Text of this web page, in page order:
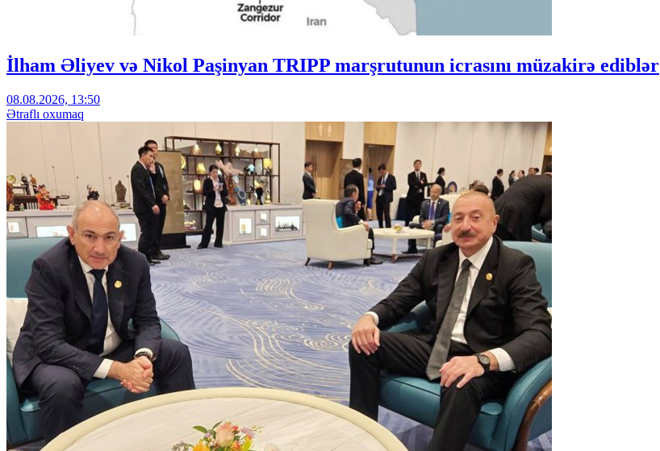
İlham Əliyev və Nikol Paşinyan TRIPP marşrutunun icrasını müzakirə ediblər
08.08.2026, 13:50
Ətraflı oxumaq